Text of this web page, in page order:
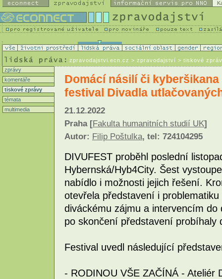
zpravodajstvi.ecn.cz > zpravodajství > tiskové
zprávy
komentáře
tiskové zprávy
témata
multimedia
Domácí násilí či
festival Divadla
21.12.2022
Praha [Fakulta humanitních studií UK]
Autor: Filip Poštulka, tel: 724104295
DIVUFEST proběhl poslední
Hybernská/Hyb4City. Šest
nabídlo i možnosti jejich řešení.
otevřela představení i
diváckému zájmu a intervencím
po skončení představení probíhaly
Festival uvedl následující
- RODINOU VŠE ZAČÍNÁ - Ateliér